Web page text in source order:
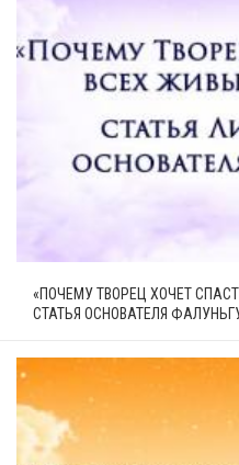
«ПОЧЕМУ ТВОРЕЦ ХОЧЕТ
СТАТЬЯ ОСНОВАТЕЛЯ